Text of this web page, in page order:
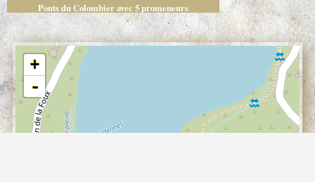
Ponts du Colombier avec 5 promeneurs
+
-